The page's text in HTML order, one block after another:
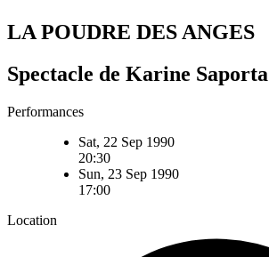
LA POUDRE DES ANGES
Spectacle de Karine Saporta
Performances
Sat, 22 Sep 1990
20:30
Sun, 23 Sep 1990
17:00
Location